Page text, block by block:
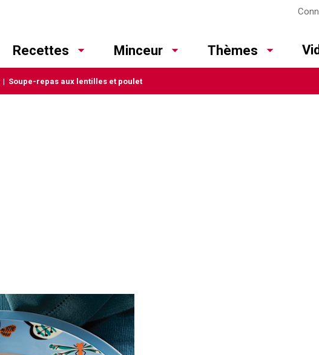
Recettes Minceur Thèmes
| Soupe-repas aux lentilles et poulet